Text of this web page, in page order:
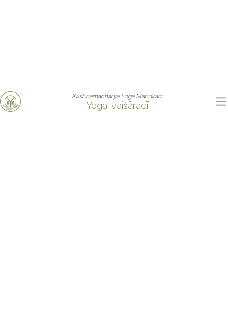
Krishnamacharya Yoga Mandiram
Yoga-vaiśāradī